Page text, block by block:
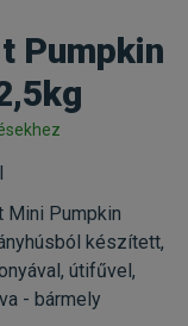
Pumpkin
Mini Pumpkin
készített,
útifűvel,
- bármely